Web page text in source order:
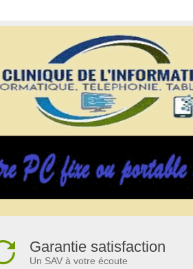
Garantie satisfaction
Un SAV à votre écoute